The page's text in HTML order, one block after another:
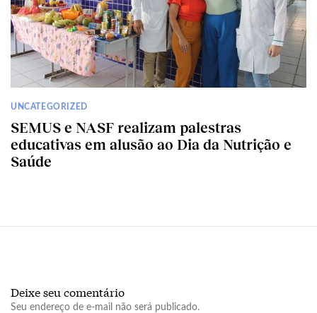
UNCATEGORIZED
SEMUS e NASF realizam palestras
educativas em alusão ao Dia da Nutrição e
Saúde
Deixe seu comentário
Seu endereço de e-mail não será publicado.